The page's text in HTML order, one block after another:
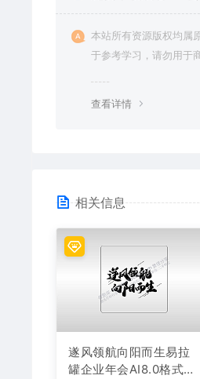
本站所有资源版权均属
于参考学习，请勿用于
查看详情
相关信息
遂风领航向阳而生易拉
罐企业年会AI8.0格式激